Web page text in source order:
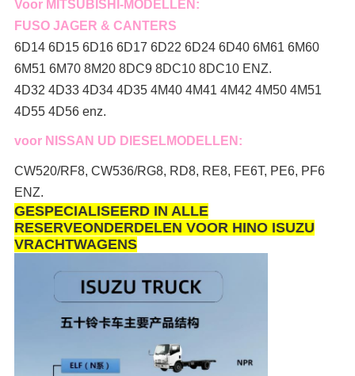
Voor MITSUBISHI-MODELLEN:
FUSO JAGER & CANTERS
6D14 6D15 6D16 6D17 6D22 6D24 6D40 6M61 6M60
6M51 6M70 8M20 8DC9 8DC10 8DC10 ENZ.
4D32 4D33 4D34 4D35 4M40 4M41 4M42 4M50 4M51
4D55 4D56 enz.
voor NISSAN UD DIESELMODELLEN:
CW520/RF8, CW536/RG8, RD8, RE8, FE6T, PE6, PF6
ENZ.
GESPECIALISEERD IN ALLE
RESERVEONDERDELEN VOOR HINO ISUZU
VRACHTWAGENS